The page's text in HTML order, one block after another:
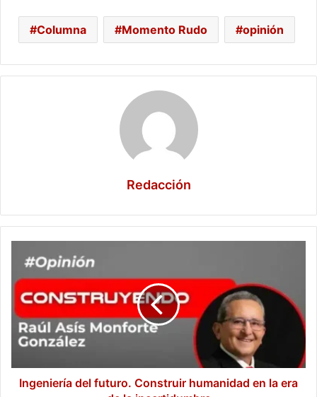
Columna Momento Rudo opinión
Redacción
futuro.
Construir
humanidad
en
era
de
Ingeniería del futuro. Construir humanidad en la era